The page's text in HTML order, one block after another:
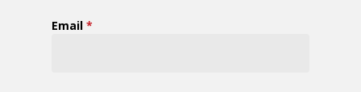
Email *